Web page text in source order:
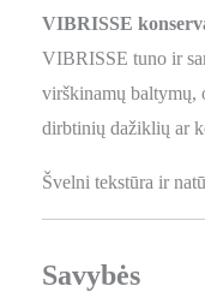
VIBRISSE
VIBRISSE tuno ir
virškinamų baltymų,
dirbtinių dažiklių ar
Švelni tekstūra ir
Savybės